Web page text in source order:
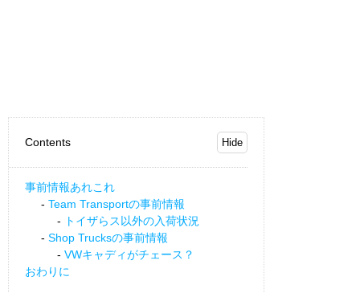
Contents
事前情報あれこれ
Team Transportの事前情報
トイザらス以外の入荷状況
Shop Trucksの事前情報
VWキャディがチェース？
おわりに